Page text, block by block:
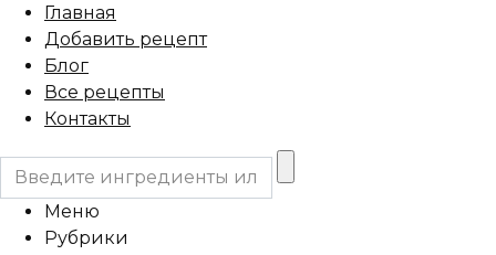
Перейти
содержанию
Главная
Добавить рецепт
Блог
Все рецепты
Контакты
Меню
Рубрики